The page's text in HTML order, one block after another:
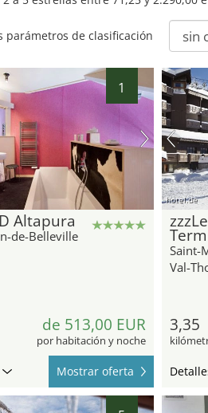
parámetros de clasificación
1
Altapura
de-Belleville
de 513,00 EUR
por habitación y noche
Mostrar oferta
hotel.de
Saint-
Val-
3,35